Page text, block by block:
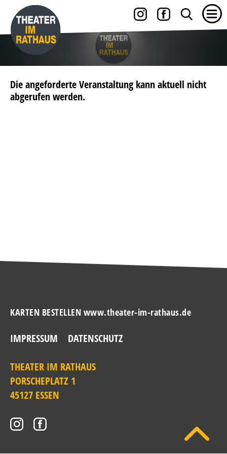
Die angeforderte Veranstaltung kann aktuell nicht
abgerufen werden.
KARTEN BESTELLEN www.theater-im-rathaus.de
IMPRESSUM DATENSCHUTZ
THEATER IM RATHAUS
PORSCHEPLATZ 1
45127 ESSEN